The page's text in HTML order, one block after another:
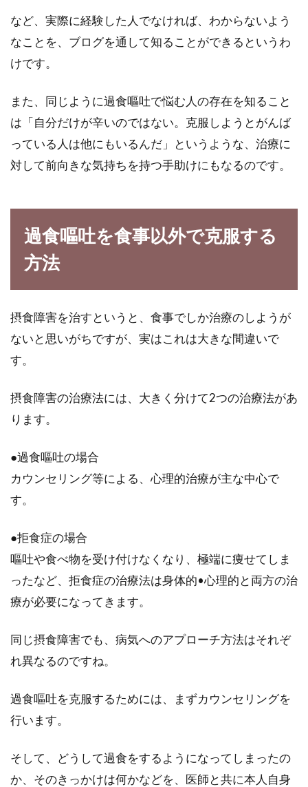
など、実際に経験した人でなければ、わからないよう
なことを、ブログを通して知ることができるというわ
けです。
また、同じように過食嘔吐で悩む人の存在を知ること
は「自分だけが辛いのではない。克服しようとがんば
っている人は他にもいるんだ」というような、治療に
対して前向きな気持ちを持つ手助けにもなるのです。
過食嘔吐を食事以外で克服する
方法
摂食障害を治すというと、食事でしか治療のしようが
ないと思いがちですが、実はこれは大きな間違いで
す。
摂食障害の治療法には、大きく分けて2つの治療法があ
ります。
●過食嘔吐の場合
カウンセリング等による、心理的治療が主な中心で
す。
●拒食症の場合
嘔吐や食べ物を受け付けなくなり、極端に痩せてしま
ったなど、拒食症の治療法は身体的•心理的と両方の治
療が必要になってきます。
同じ摂食障害でも、病気へのアプローチ方法はそれぞ
れ異なるのですね。
過食嘔吐を克服するためには、まずカウンセリングを
行います。
そして、どうして過食をするようになってしまったの
か、そのきっかけは何かなどを、医師と共に本人自身